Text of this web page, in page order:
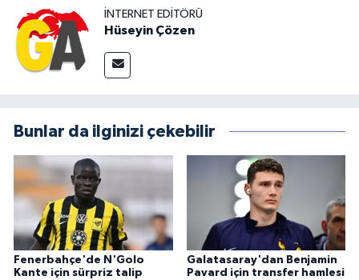
İNTERNET EDITÖRÜ
Hüseyin Çözen
Bunlar da ilginizi çekebilir
Fenerbahçe'de N'Golo
Kante için sürpriz talip
Galatasaray'dan Benjamin
Pavard için transfer hamlesi